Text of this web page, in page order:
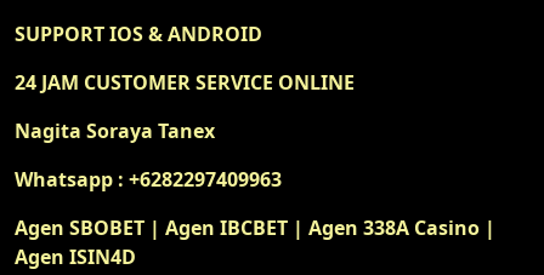
SUPPORT IOS & ANDROID
24 JAM CUSTOMER SERVICE ONLINE
Nagita Soraya Tanex
Whatsapp : +6282297409963
Agen SBOBET | Agen IBCBET | Agen 338A Casino |
Agen ISIN4D